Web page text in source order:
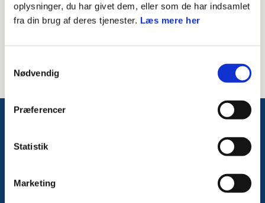
oplysninger, du har givet dem, eller som de har indsamlet
fra din brug af deres tjenester. Læs mere her
Nødvendig
Præferencer
Statistik
Marketing